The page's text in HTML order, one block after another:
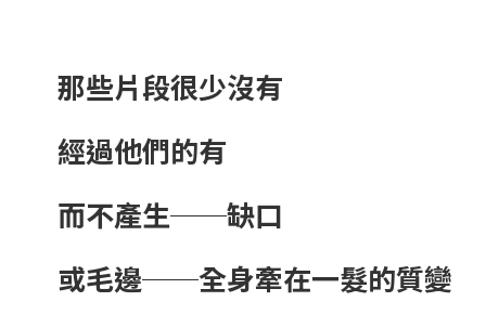
那些片段很少沒有
經過他們的有
而不產生──缺口
或毛邊──全身牽在一髮的質變